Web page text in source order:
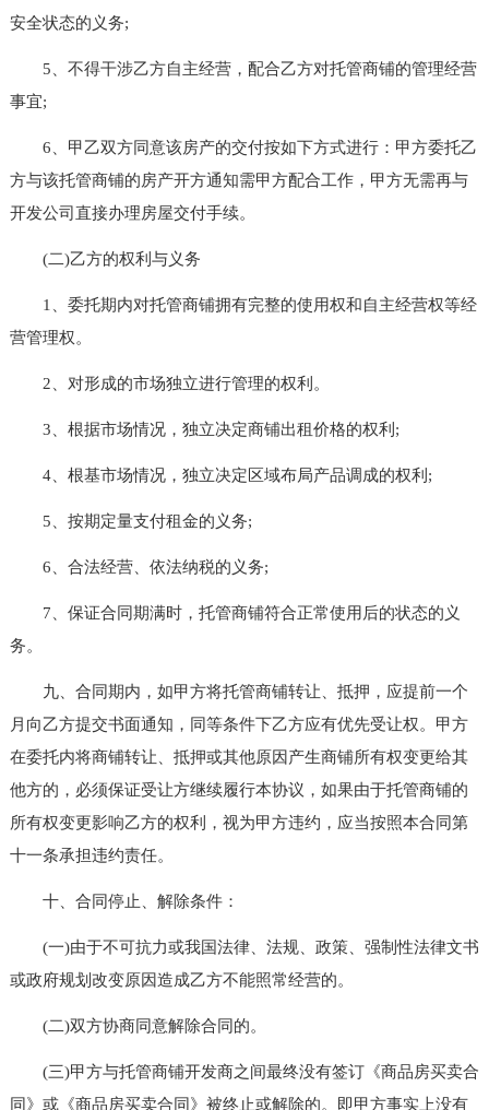
安全状态的义务;
5、不得干涉乙方自主经营，配合乙方对托管商铺的管理经营
事宜;
6、甲乙双方同意该房产的交付按如下方式进行：甲方委托乙
方与该托管商铺的房产开方通知需甲方配合工作，甲方无需再与
开发公司直接办理房屋交付手续。
(二)乙方的权利与义务
1、委托期内对托管商铺拥有完整的使用权和自主经营权等经
营管理权。
2、对形成的市场独立进行管理的权利。
3、根据市场情况，独立决定商铺出租价格的权利;
4、根基市场情况，独立决定区域布局产品调成的权利;
5、按期定量支付租金的义务;
6、合法经营、依法纳税的义务;
7、保证合同期满时，托管商铺符合正常使用后的状态的义
务。
九、合同期内，如甲方将托管商铺转让、抵押，应提前一个
月向乙方提交书面通知，同等条件下乙方应有优先受让权。甲方
在委托内将商铺转让、抵押或其他原因产生商铺所有权变更给其
他方的，必须保证受让方继续履行本协议，如果由于托管商铺的
所有权变更影响乙方的权利，视为甲方违约，应当按照本合同第
十一条承担违约责任。
十、合同停止、解除条件：
(一)由于不可抗力或我国法律、法规、政策、强制性法律文书
或政府规划改变原因造成乙方不能照常经营的。
(二)双方协商同意解除合同的。
(三)甲方与托管商铺开发商之间最终没有签订《商品房买卖合
同》或《商品房买卖合同》被终止或解除的。即甲方事实上没有